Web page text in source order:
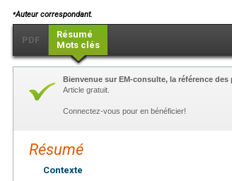
⁎Auteur correspondant.
PDF
Résumé
Mots clés
Bienvenue sur EM-consulte, la référence
Article gratuit.
Connectez-vous pour en bénéficier!
Résumé
Contexte